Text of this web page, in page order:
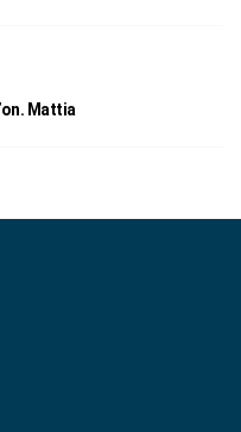
Mattia